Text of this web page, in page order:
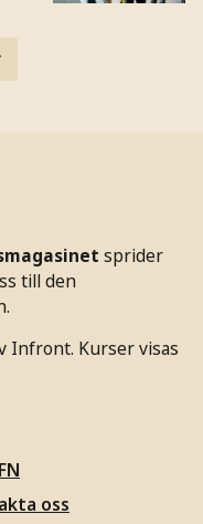
sprider
till den
Infront. Kurser visas
oss